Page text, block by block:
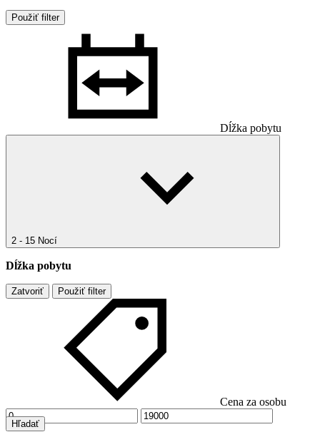
Použiť filter
Dĺžka pobytu
2 - 15 Nocí
Dĺžka pobytu
Zatvoriť Použiť filter
Cena za osobu
Hľadať